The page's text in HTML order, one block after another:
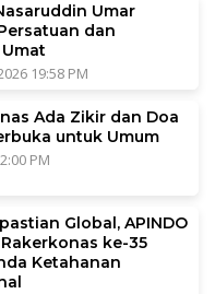
Umar
dan
19:58 PM
Ada Zikir dan Doa
untuk Umum
PM
Global, APINDO
ke-35
Ketahanan